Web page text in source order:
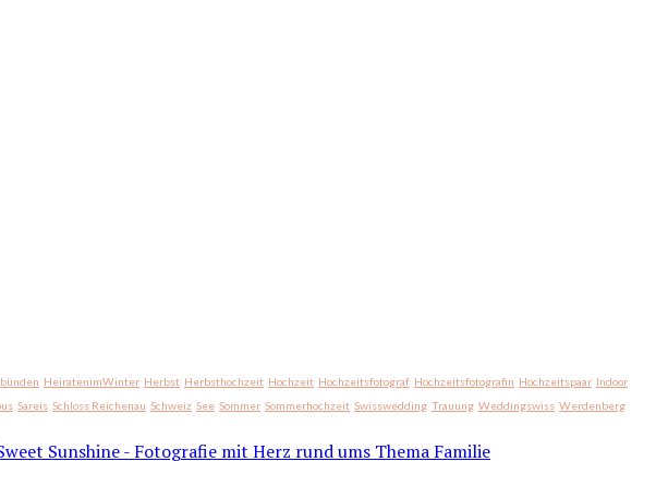
HeiratenimWinter Herbst Herbsthochzeit Hochzeit Hochzeitsfotograf Hochzeitsfotografin Hochzeitspaar Indoor
Sareis Schloss Reichenau Schweiz See Sommer Sommerhochzeit Swisswedding Trauung Weddingswiss Werdenberg